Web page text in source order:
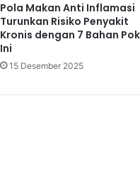
Pola Makan Anti Inflamasi
Turunkan Risiko Penyakit
Kronis dengan 7 Bahan
Ini
15 Desember 2025